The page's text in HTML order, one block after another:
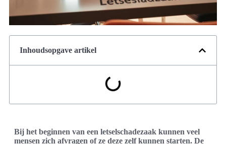
Inhoudsopgave artikel
Bij het beginnen van een letselschadezaak kunnen veel
mensen zich afvragen of ze deze zelf kunnen starten. De